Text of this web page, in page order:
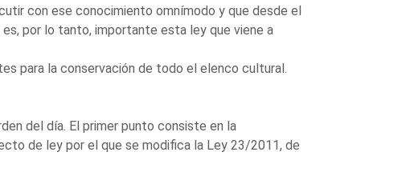
con ese conocimiento omnímodo y que desde el
por lo tanto, importante esta ley que viene a
para la conservación de todo el elenco cultural.
del día. El primer punto consiste en la
de ley por el que se modifica la Ley 23/2011, de